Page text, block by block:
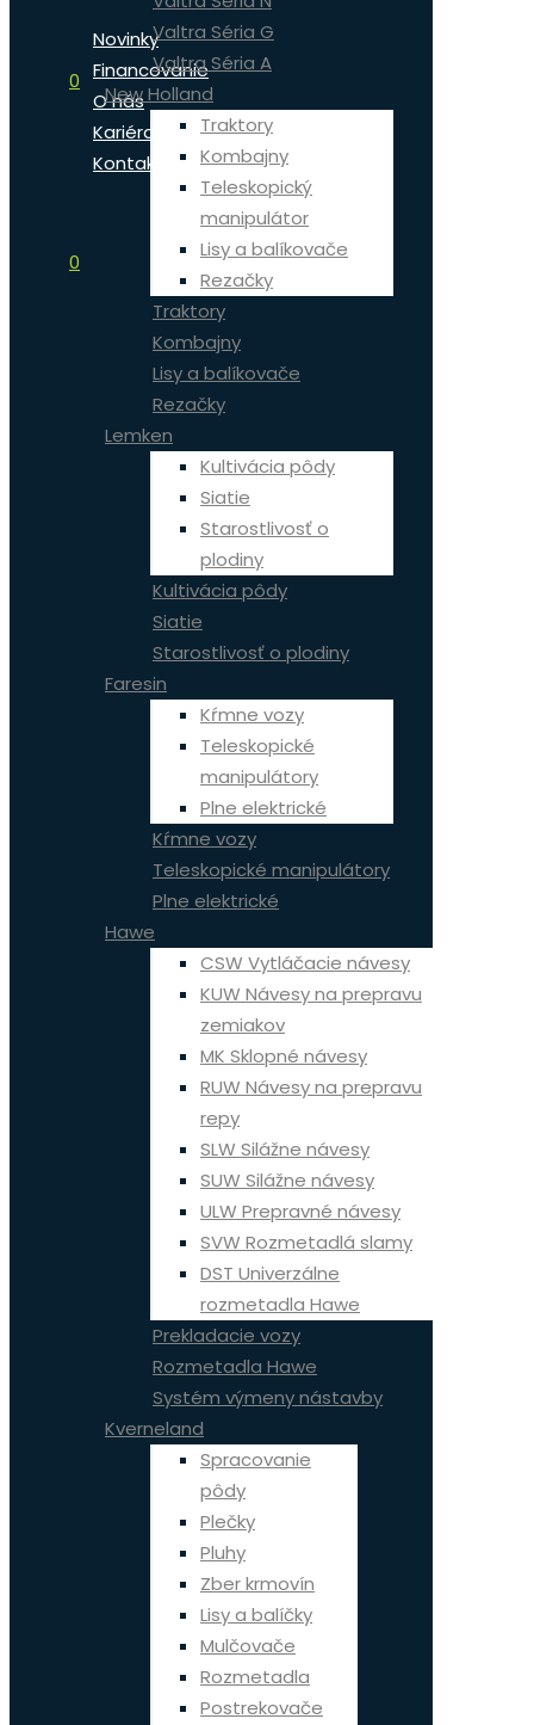
0
Novinky
Financovanie
O nás
Kariéra
Kontakt
0
Valtra Séria G
Valtra Séria A
New Holland
Traktory
Kombajny
Teleskopický
manipulátor
Lisy a balíkovače
Rezačky
Traktory
Kombajny
Lisy a balíkovače
Rezačky
Lemken
Kultivácia pôdy
Siatie
Starostlivosť o
plodiny
Kultivácia pôdy
Siatie
Starostlivosť o plodiny
Faresin
Kŕmne vozy
Teleskopické
manipulátory
Plne elektrické
Kŕmne vozy
Teleskopické manipulátory
Plne elektrické
Hawe
CSW Vytláčacie návesy
KUW Návesy na prepravu
zemiakov
MK Sklopné návesy
RUW Návesy na prepravu
repy
SLW Silážne návesy
SUW Silážne návesy
ULW Prepravné návesy
SVW Rozmetadlá slamy
DST Univerzálne
rozmetadla Hawe
Prekladacie vozy
Rozmetadla Hawe
Systém výmeny nástavby
Kverneland
Spracovanie
pôdy
Plečky
Pluhy
Zber krmovín
Lisy a balíčky
Mulčovače
Rozmetadla
Postrekovače